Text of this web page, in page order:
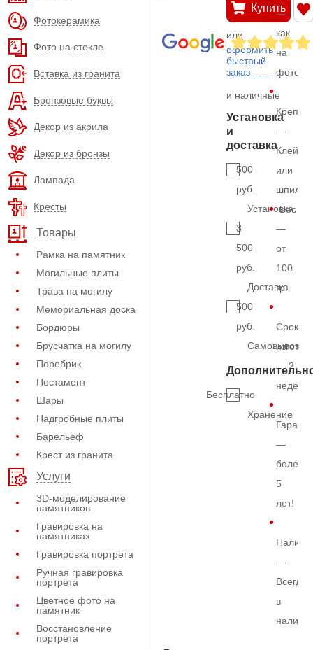
Фотокерамика
Фото на стекле
Вставка из гранита
Бронзовые буквы
Декор из акрила
Декор из бронзы
Лампада
Кресты
Товары
Рамка на памятник
Могильные плиты
Трава на могилу
Мемориальная доска
Бордюры
Брусчатка на могилу
Поребрик
Постамент
Шары
Надгробные плиты
Барельеф
Крест из гранита
Услуги
3D-моделирование
памятников
Гравировка на
памятниках
Гравировка портрета
Ручная гравировка
портрета
Цветное фото на
памятник
Восстановление
портрета
Купить
или
оформить
быстрый
заказ
и наличные
Установка
и
доставка
500
руб.
Установка
3
500
руб.
Доставка
500
руб.
Самовывоз
Бесплатно
Хранение
—
как
на
фото
—
Клей
или
Вес
—
от
100
гр.
Срок
— 2
недели
—
более
5
лет!
—
Всегда
в